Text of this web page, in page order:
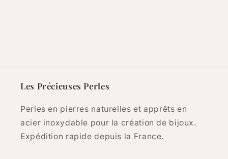
Les Précieuses Perles
Perles en pierres naturelles et apprêts en
acier inoxydable pour la création de bijoux.
Expédition rapide depuis la France.